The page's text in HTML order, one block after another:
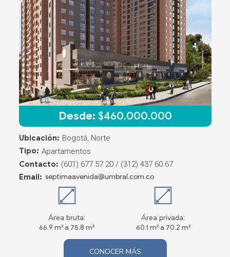
Desde: $460.000.000
Ubicación: Bogotá, Norte
Tipo: Apartamentos
Contacto: (601) 677 57 20 / (312) 437 60 67
Email: septimaavenida@umbral.com.co
Área bruta:
66.9 m² a 75.8 m²
Área privada:
60.1 m² a 70.2 m²
CONOCER MÁS